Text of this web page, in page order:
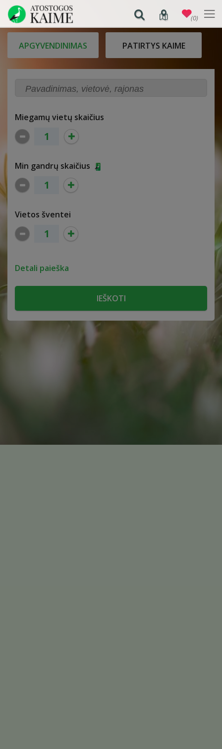
APGYVENDINIMAS PATIRTYS KAIME
Miegamų vietų skaičius
Min gandrų skaičius
Vietos šventei
Detali paieška
(0)